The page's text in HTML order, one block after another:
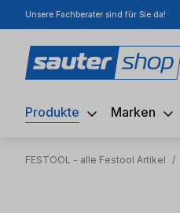
Hauptinhalt springen
Zur Suche springen
Zur Hauptnavigation
Unsere Fachberater sind für Sie da!
Produkte Marken
FESTOOL - alle Festool Artikel /